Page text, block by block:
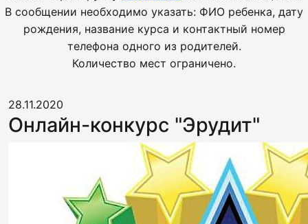
В сообщении необходимо указать: ФИО ребенка, дату
рождения, название курса и контактный номер
телефона одного из родителей.
Количество мест ограничено.
28.11.2020
Онлайн-конкурс "Эрудит"